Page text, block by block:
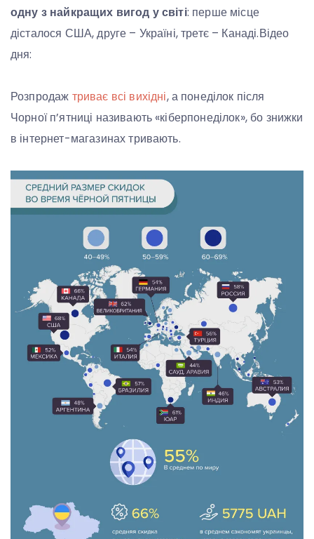
одну з найкращих вигод у світі: перше місце
дісталося США, друге – Україні, третє – Канаді.Відео
дня:
Розпродаж триває всі вихідні, а понеділок після
Чорної п’ятниці називають «кіберпонеділок», бо знижки
в інтернет-магазинах тривають.